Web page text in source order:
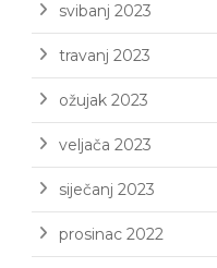
svibanj 2023
travanj 2023
ožujak 2023
veljača 2023
siječanj 2023
prosinac 2022